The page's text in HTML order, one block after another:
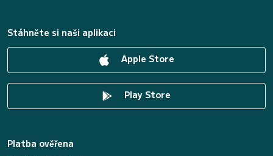
Stáhněte si naši aplikaci
Apple Store
Play Store
Platba ověřena